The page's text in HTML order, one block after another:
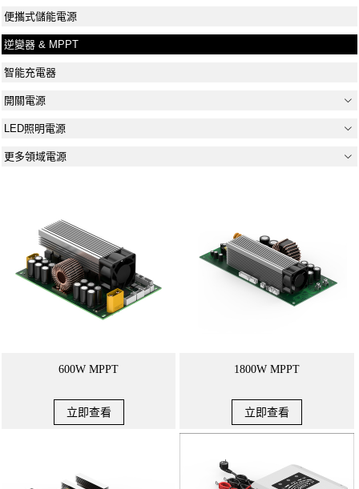
便攜式儲能電源
逆變器 & MPPT
智能充電器
開關電源
LED照明電源
更多領域電源
600W MPPT
立即查看
1800W MPPT
立即查看